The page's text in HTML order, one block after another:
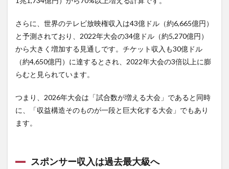
さらに、世界のテレビ放映権収入は43億ドル（約6,665億円）
と予測されており、2022年大会の34億ドル（約5,270億円）
から大きく増加する見通しです。チケット収入も30億ドル
（約4,650億円）に達するとされ、2022年大会の3倍以上に膨
らむと見られています。
つまり、2026年大会は「試合数が増える大会」であると同時
に、「収益構造そのものが一段と巨大化する大会」でもあり
ます。
スポンサー収入は過去最大級へ